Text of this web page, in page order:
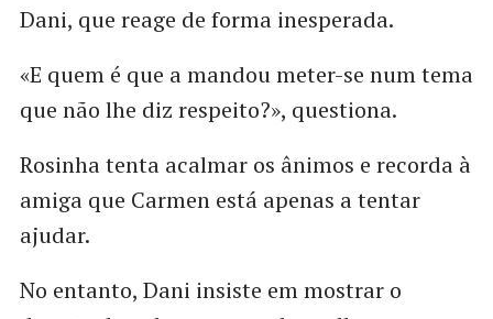
Dani, que reage de forma inesperada.
«E quem é que a mandou meter-se num tema
que não lhe diz respeito?», questiona.
Rosinha tenta acalmar os ânimos e recorda à
amiga que Carmen está apenas a tentar
ajudar.
No entanto, Dani insiste em mostrar o